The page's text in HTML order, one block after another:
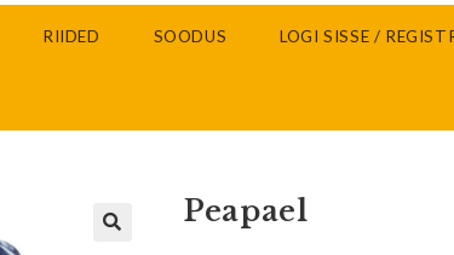
RIIDED SOODUS LOGI SISSE /
Peapael